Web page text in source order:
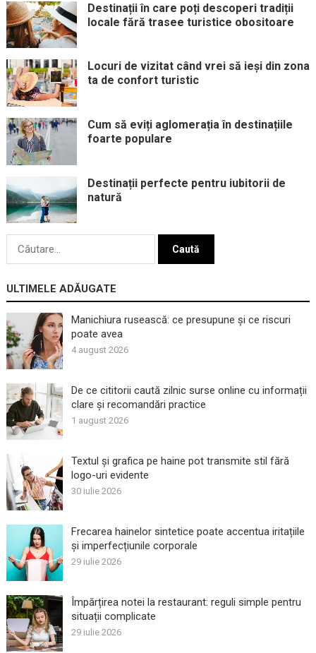
Destinații în care poți descoperi tradiții
locale fără trasee turistice obositoare
Locuri de vizitat când vrei să ieși din zona
ta de confort turistic
Cum să eviți aglomerația în destinațiile
foarte populare
Destinații perfecte pentru iubitorii de
natură
Caută
ULTIMELE ADĂUGATE
Manichiura rusească: ce presupune și ce riscuri
poate avea
4 august 2026
De ce cititorii caută zilnic surse online cu informații
clare și recomandări practice
1 august 2026
Textul și grafica pe haine pot transmite stil fără
logo-uri evidente
30 iulie 2026
Frecarea hainelor sintetice poate accentua iritațiile
și imperfecțiunile corporale
29 iulie 2026
Împărțirea notei la restaurant: reguli simple pentru
situații complicate
29 iulie 2026